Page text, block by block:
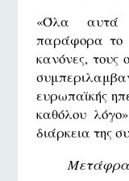
«Όλα αυτά
παράφορα το
κανόνες, τους
ευρωπαϊκής
καθόλου
διάρκεια της